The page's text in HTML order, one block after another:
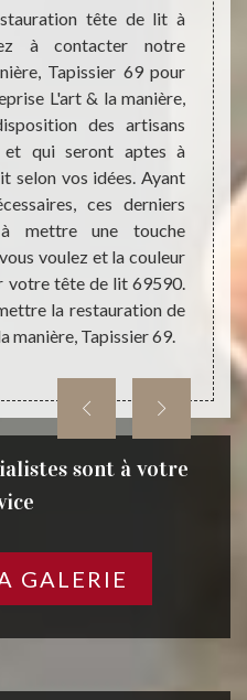
tête de lit à
à contacter notre
Tapissier 69 pour
L'art & la manière,
des artisans
et qui seront aptes à
selon vos idées. Ayant
ces derniers
mettre une touche
voulez et la couleur
votre tête de lit 69590.
la restauration de
manière, Tapissier 69.
Si
tête
la
pour
dans
de
; et
de
sont à votre
GALERIE